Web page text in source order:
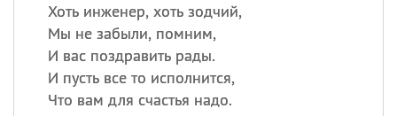
Хоть инженер, хоть зодчий,
Мы не забыли, помним,
И вас поздравить рады.
И пусть все то исполнится,
Что вам для счастья надо.